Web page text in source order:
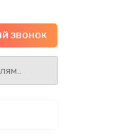
ЗВОНОК